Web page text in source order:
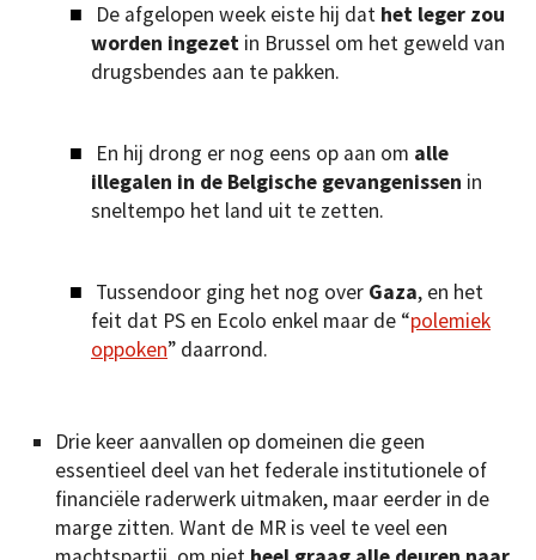
De afgelopen week eiste hij dat het leger zou
worden ingezet in Brussel om het geweld van
drugsbendes aan te pakken.
En hij drong er nog eens op aan om alle
illegalen in de Belgische gevangenissen in
sneltempo het land uit te zetten.
Tussendoor ging het nog over Gaza, en het
feit dat PS en Ecolo enkel maar de “polemiek
oppoken” daarrond.
Drie keer aanvallen op domeinen die geen
essentieel deel van het federale institutionele of
financiële raderwerk uitmaken, maar eerder in de
marge zitten. Want de MR is veel te veel een